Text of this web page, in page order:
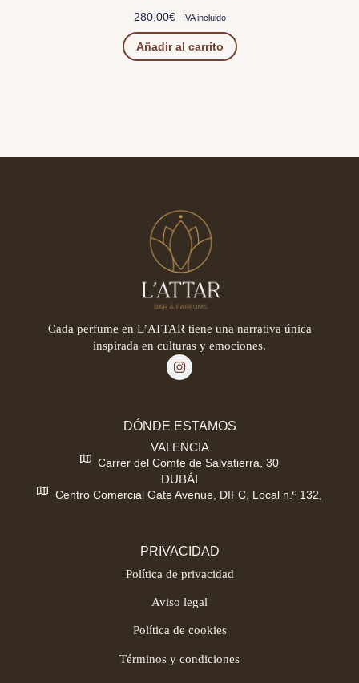
280,00€ IVA incluido
Añadir al carrito
Cada perfume en L’ATTAR tiene una narrativa única
inspirada en culturas y emociones.
DÓNDE ESTAMOS
VALENCIA
Carrer del Comte de Salvatierra, 30
DUBÁI
Centro Comercial Gate Avenue, DIFC, Local n.º 132,
PRIVACIDAD
Política de privacidad
Aviso legal
Política de cookies
Términos y condiciones